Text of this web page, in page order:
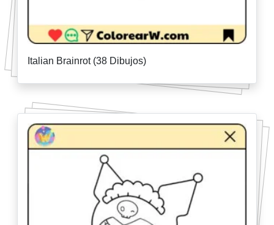
Italian Brainrot (38 Dibujos)